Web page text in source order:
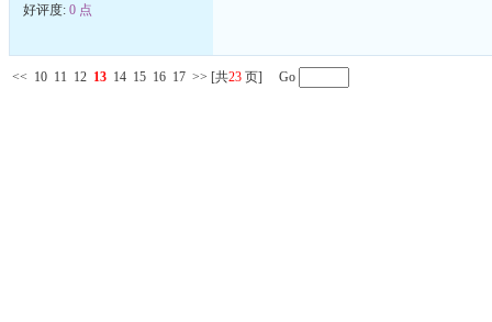
好评度: 0 点
<< 10 11 12 13 14 15 16 17 >> [共23 页] Go